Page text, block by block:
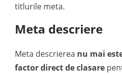
titlurile meta.
Meta descriere
Meta descrierea nu mai
factor direct de clasare